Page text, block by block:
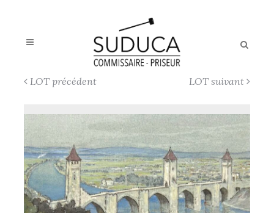
LOT précédent LOT suivant